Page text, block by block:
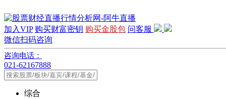
加入VIP 购买财富密钥 购买金股包 问客服
微信扫码咨询
咨询电话：
021-62167888
综合